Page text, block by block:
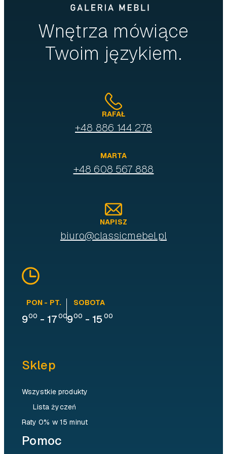
Wnętrza mówiące
Twoim językiem.
RAFAŁ
+48 886 144 278
MARTA
+48 608 567 888
NAPISZ
biuro@classicmebel.pl
PON - PT.
900 - 17 00
SOBOTA
900 - 15 00
Sklep
Wszystkie produkty
Lista życzeń
Raty 0% w 15 minut
Pomoc